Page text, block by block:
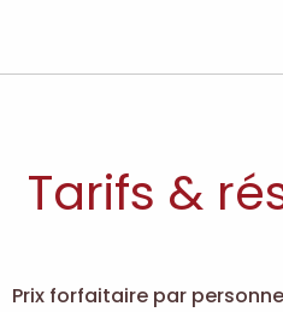
Tarifs &
Prix forfaitaire par personne